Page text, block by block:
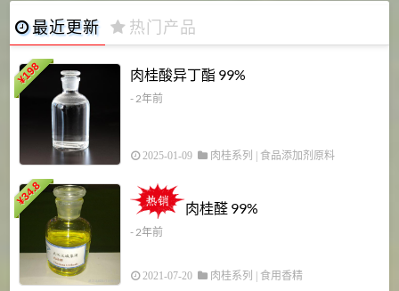
最近更新 热门产品
¥
198 肉桂酸异丁酯 99%
- 2年前
2025-01-09 肉桂系列 食品添加剂原料
¥
34.8
肉桂醛 99%
- 2年前
2021-07-20 肉桂系列 食用香精